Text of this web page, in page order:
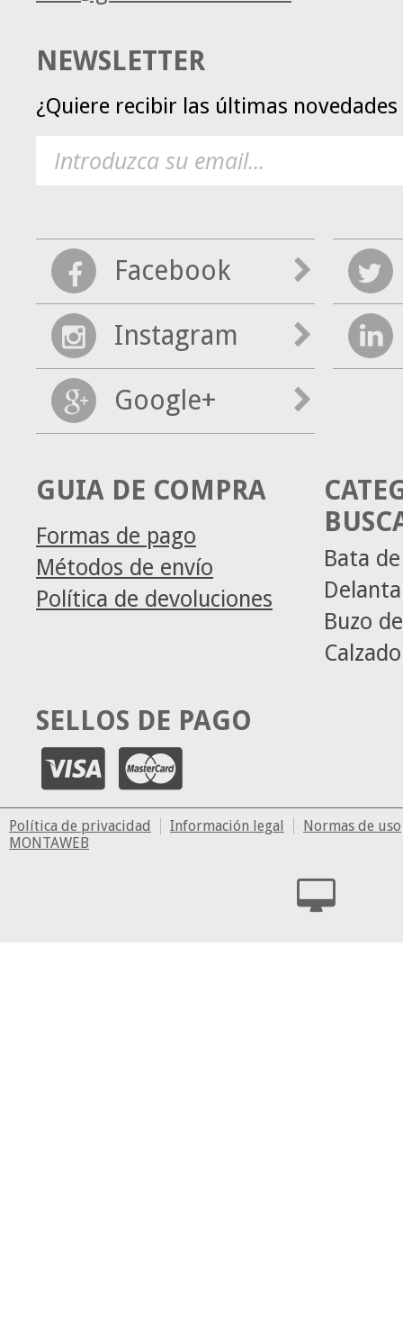
NEWSLETTER
¿Quiere recibir las últimas
Facebook
Instagram
Google+
GUIA DE COMPRA
Formas de pago
Métodos de envío
Política de devoluciones
Bata
Buzo
SELLOS DE PAGO
Política de privacidad Información legal
Normas de uso
MONTAWEB